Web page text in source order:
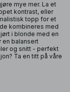
mye mer. La et
kontrast, eller
topp for et
kombineres med
i blonde med en
en balansert
og snitt - perfekt
Ta en titt på våre